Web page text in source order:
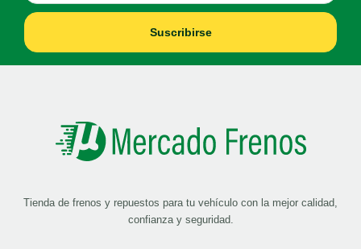
Suscribirse
Tienda de frenos y repuestos para tu vehículo con la mejor calidad,
confianza y seguridad.